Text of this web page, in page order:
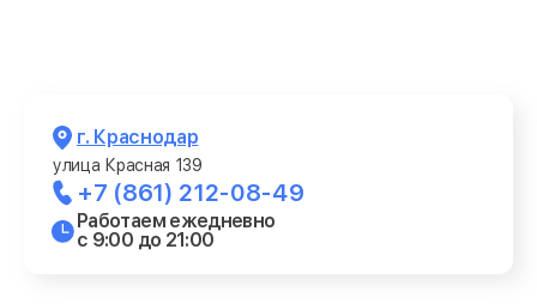
г. Краснодар
улица Красная 139
+7 (861) 212-08-49
Работаем ежедневно
с 9:00 до 21:00